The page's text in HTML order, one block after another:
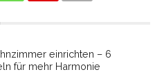
einrichten – 6
für mehr Harmonie